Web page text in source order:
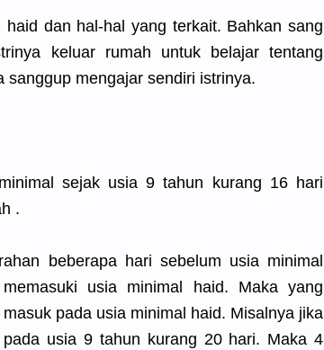
dan hal-hal yang terkait. Bahkan sang
keluar rumah untuk belajar tentang
sanggup mengajar sendiri istrinya.
sejak usia 9 tahun kurang 16 hari
.
beberapa hari sebelum usia minimal
usia minimal haid. Maka yang
pada usia minimal haid. Misalnya jika
usia 9 tahun kurang 20 hari. Maka 4